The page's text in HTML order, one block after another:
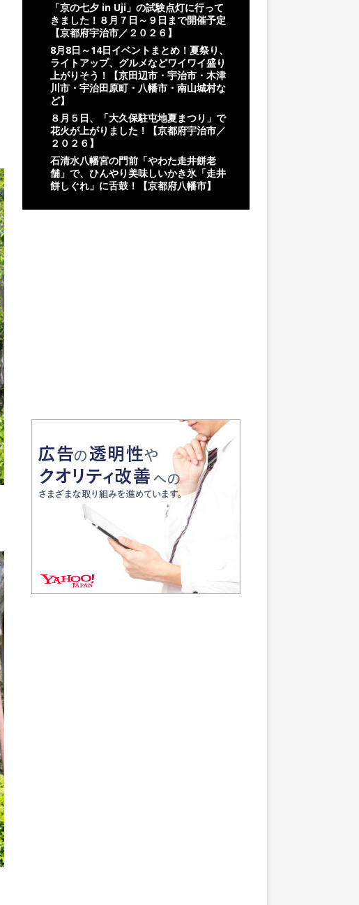
「京の七夕 in Uji」の試験点灯に行って
きました！８月７日～９日まで開催予定
【京都府宇治市／２０２６】
8月8日～14日イベントまとめ！夏祭り、
ライトアップ、グルメなどワイワイ盛り
上がりそう！【京田辺市・宇治市・木津
川市・宇治田原町・八幡市・南山城村な
ど】
８月５日、「大久保駐屯地夏まつり」で
花火が上がりました！【京都府宇治市／
２０２６】
石清水八幡宮の門前「やわた走井餅老
舗」で、ひんやり美味しいかき氷「走井
餅しぐれ」に舌鼓！【京都府八幡市】